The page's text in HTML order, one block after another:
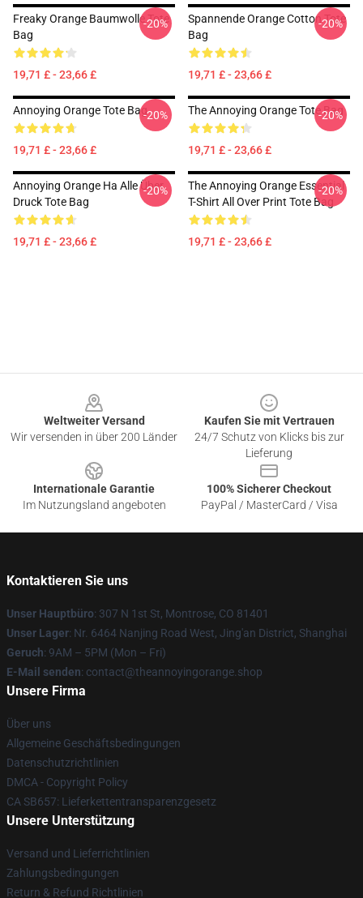
Freaky Orange Baumwolle Tote
Bag
19,71 £ - 23,66 £
-20%
Spannende Orange Cotton Tote
Bag
19,71 £ - 23,66 £
-20%
Annoying Orange Tote Bag
19,71 £ - 23,66 £
-20% The Annoying Orange Tote Bag
19,71 £ - 23,66 £
-20%
Annoying Orange Ha Alle Über
Druck Tote Bag
19,71 £ - 23,66 £
-20%
The Annoying Orange Essential
T-Shirt All Over Print Tote Bag
19,71 £ - 23,66 £
-20%
Weltweiter Versand
Wir versenden in über 200 Länder
Kaufen Sie mit Vertrauen
24/7 Schutz von Klicks bis zur
Lieferung
Internationale Garantie
Im Nutzungsland angeboten
100% Sicherer Checkout
PayPal / MasterCard / Visa
Kontaktieren Sie uns
Unser Hauptbüro: 307 N 1st St, Montrose, CO 81401
Unser Lager: Nr. 6464 Nanjing Road West, Jing'an District, Shanghai
Geruch: 9AM – 5PM (Mon – Fri)
E-Mail senden: contact@theannoyingorange.shop
Unsere Firma
Über uns
Allgemeine Geschäftsbedingungen
Datenschutzrichtlinien
DMCA - Copyright Policy
CA SB657: Lieferkettentransparenzgesetz
Unsere Unterstützung
Versand und Lieferrichtlinien
Zahlungsbedingungen
Return & Refund Richtlinien